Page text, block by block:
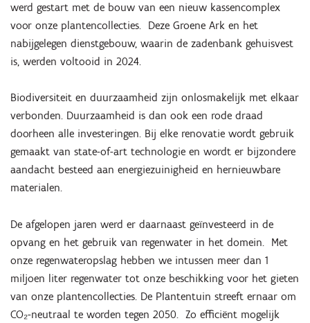
werd gestart met de bouw van een nieuw kassencomplex
voor onze plantencollecties. Deze Groene Ark en het
nabijgelegen dienstgebouw, waarin de zadenbank gehuisvest
is, werden voltooid in 2024.
Biodiversiteit en duurzaamheid zijn onlosmakelijk met elkaar
verbonden. Duurzaamheid is dan ook een rode draad
doorheen alle investeringen. Bij elke renovatie wordt gebruik
gemaakt van state-of-art technologie en wordt er bijzondere
aandacht besteed aan energiezuinigheid en hernieuwbare
materialen.
De afgelopen jaren werd er daarnaast geïnvesteerd in de
opvang en het gebruik van regenwater in het domein. Met
onze regenwateropslag hebben we intussen meer dan 1
miljoen liter regenwater tot onze beschikking voor het gieten
van onze plantencollecties. De Plantentuin streeft ernaar om
CO₂-neutraal te worden tegen 2050. Zo efficiënt mogelijk